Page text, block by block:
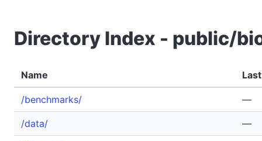
Directory Index - public/
Name
/benchmarks/ —
/data/ —